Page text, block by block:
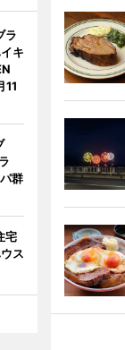
ラ
キ
11
群
宅
ス